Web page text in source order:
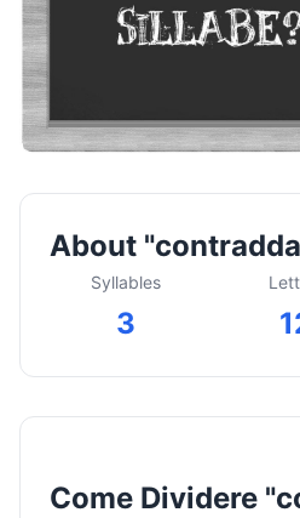
About
Syllables
3
Come Dividere